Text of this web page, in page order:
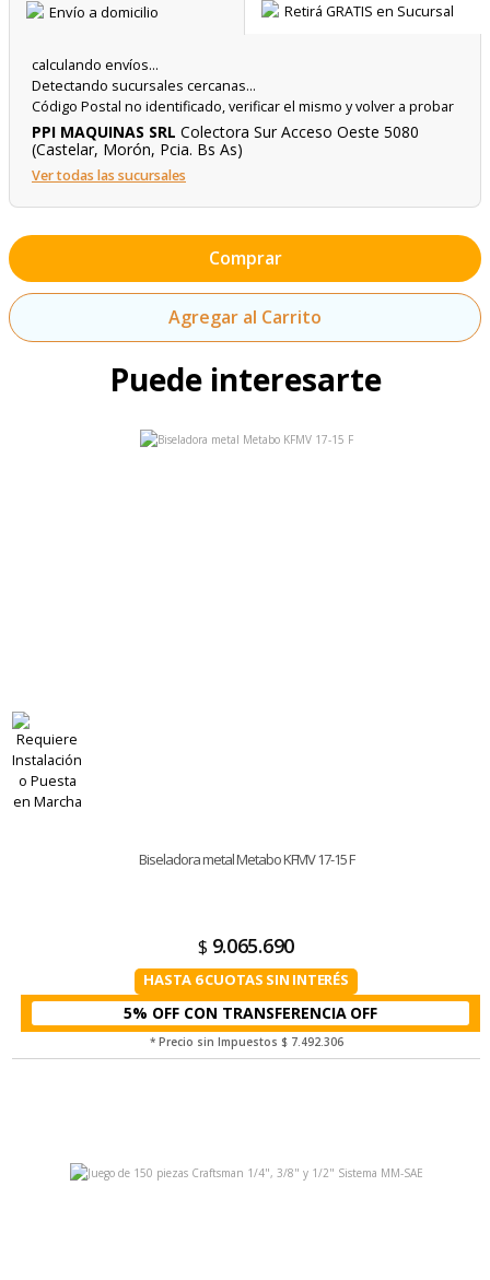
Envío a domicilio Retirá GRATIS en Sucursal
calculando envíos...
Detectando sucursales cercanas...
Código Postal no identificado, verificar el mismo y volver a probar
PPI MAQUINAS SRL Colectora Sur Acceso Oeste 5080
(Castelar, Morón, Pcia. Bs As)
Ver todas las sucursales
Comprar
Agregar al Carrito
Puede interesarte
Biseladora metal Metabo KFMV 17-15 F
$ 9.065.690
HASTA 6 CUOTAS SIN INTERÉS
5% OFF CON TRANSFERENCIA
* Precio sin Impuestos $ 7.492.306